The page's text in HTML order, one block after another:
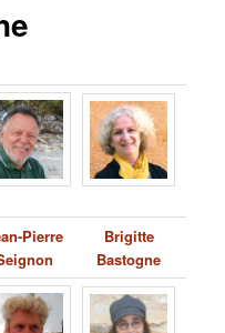
Pierre
Brigitte
Bastogne